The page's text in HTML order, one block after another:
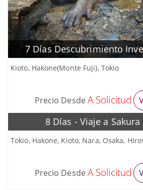
7 Días Descubrimiento
Kioto, Hakone(Monte Fuji), Tokio
Precio DesdeA Solicitud
8 Días - Viaje a Sakura
Tokio, Hakone, Kioto, Nara, Osaka,
Precio DesdeA Solicitud